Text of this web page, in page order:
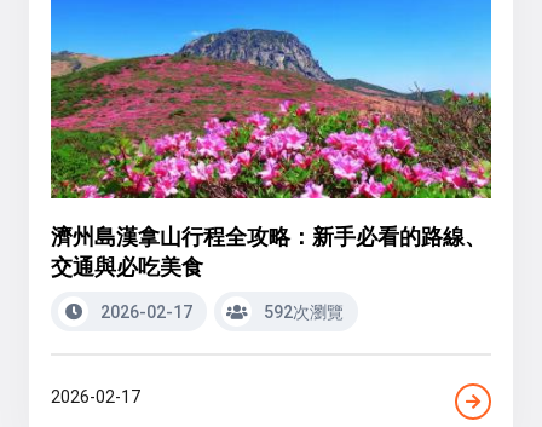
濟州島漢拿山行程全攻略：新手必看的路線、
交通與必吃美食
2026-02-17 592次瀏覽
2026-02-17